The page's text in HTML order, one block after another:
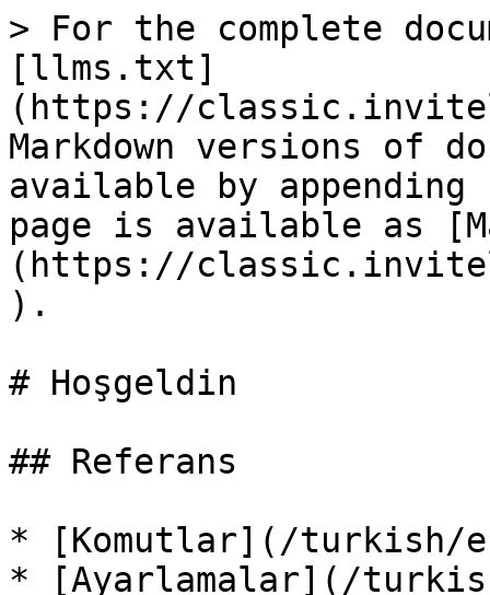
> For the complete
[llms.txt]
(https://
Markdown versions of
available by
page is available as
(https://
).
# Hoşgeldin
## Referans
* [Komutlar](/turkish/
* [Ayarlamalar](/